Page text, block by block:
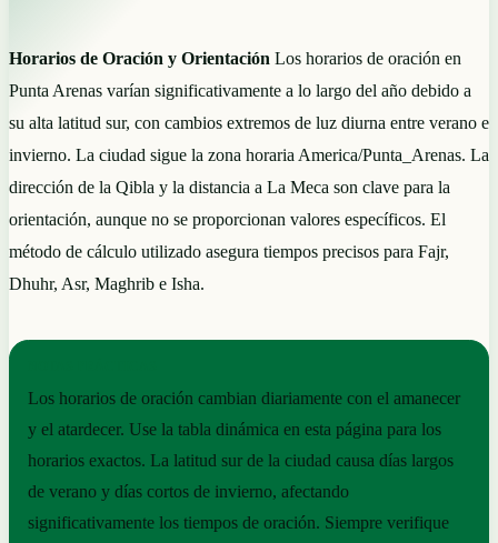
Horarios de Oración y Orientación Los horarios de oración en
Punta Arenas varían significativamente a lo largo del año debido a
su alta latitud sur, con cambios extremos de luz diurna entre verano e
invierno. La ciudad sigue la zona horaria America/Punta_Arenas. La
dirección de la Qibla y la distancia a La Meca son clave para la
orientación, aunque no se proporcionan valores específicos. El
método de cálculo utilizado asegura tiempos precisos para Fajr,
Dhuhr, Asr, Maghrib e Isha.
Los horarios de oración cambian diariamente con el amanecer
y el atardecer. Use la tabla dinámica en esta página para los
horarios exactos. La latitud sur de la ciudad causa días largos
de verano y días cortos de invierno, afectando
significativamente los tiempos de oración. Siempre verifique